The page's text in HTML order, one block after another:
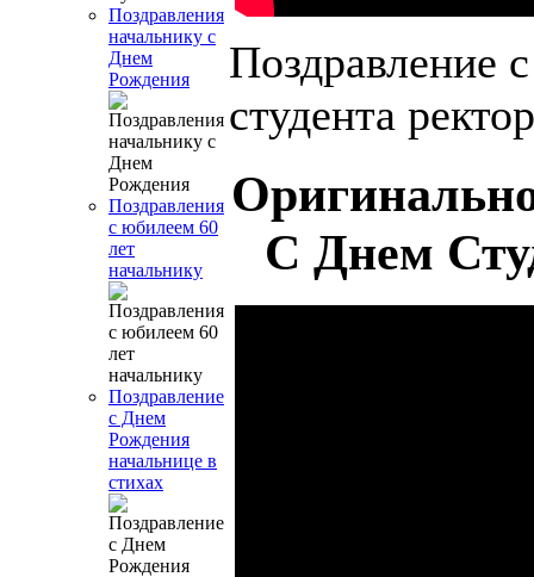
Поздравления
начальнику с
Днем
Рождения
Поздравления
с юбилеем 60
лет
начальнику
Поздравление
с Днем
Рождения
начальнице в
стихах
Поздравление
студента
С Днем